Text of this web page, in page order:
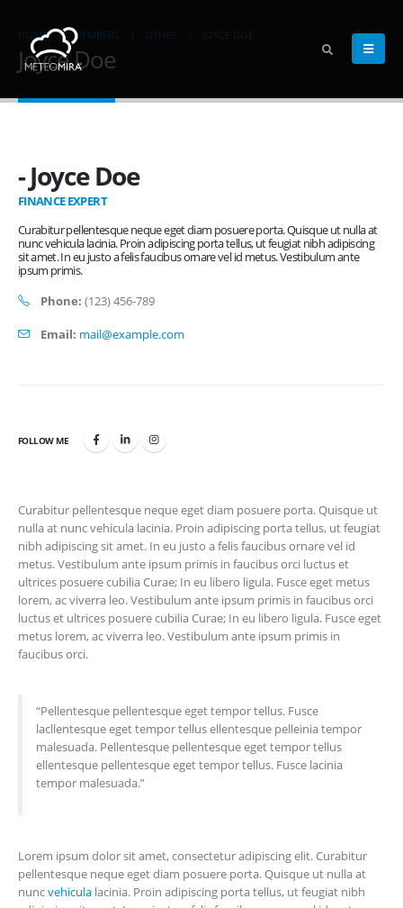
HOME MEMBERS OTHER
Joyce Doe
- Joyce Doe
FINANCE EXPERT
Curabitur pellentesque neque eget diam posuere porta. Quisque ut nulla at
nunc vehicula lacinia. Proin adipiscing porta tellus, ut feugiat nibh adipiscing
sit amet. In eu justo a felis faucibus ornare vel id metus. Vestibulum ante
ipsum primis.
Phone: (123) 456-789
Email: mail@example.com
FOLLOW ME
Curabitur pellentesque neque eget diam posuere porta. Quisque ut
nulla at nunc vehicula lacinia. Proin adipiscing porta tellus, ut feugiat
nibh adipiscing sit amet. In eu justo a felis faucibus ornare vel id
metus. Vestibulum ante ipsum primis in faucibus orci luctus et
ultrices posuere cubilia Curae; In eu libero ligula. Fusce eget metus
lorem, ac viverra leo. Vestibulum ante ipsum primis in faucibus orci
luctus et ultrices posuere cubilia Curae; In eu libero ligula. Fusce eget
metus lorem, ac viverra leo. Vestibulum ante ipsum primis in
faucibus orci.
“Pellentesque pellentesque eget tempor tellus. Fusce
lacllentesque eget tempor tellus ellentesque pelleinia tempor
malesuada. Pellentesque pellentesque eget tempor tellus
ellentesque pellentesque eget tempor tellus. Fusce lacinia
tempor malesuada.”
Lorem ipsum dolor sit amet, consectetur adipiscing elit. Curabitur
pellentesque neque eget diam posuere porta. Quisque ut nulla at
nuncvehicula lacinia. Proin adipiscing porta tellus, ut feugiat nibh